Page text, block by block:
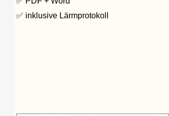
✅ inklusive Lärmprotokoll